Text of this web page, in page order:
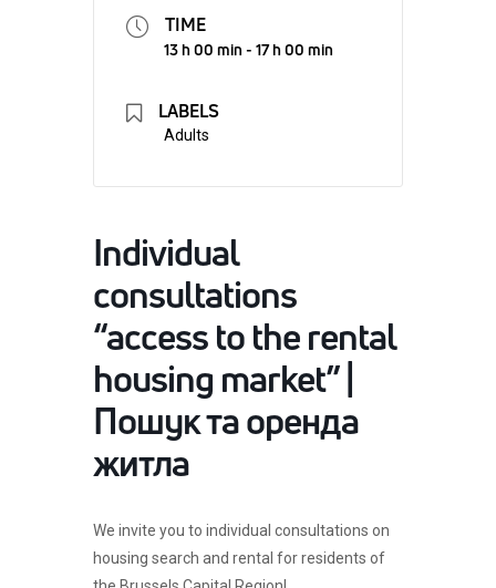
TIME
13 h 00 min - 17 h 00 min
LABELS
Adults
Individual
consultations
“access to the rental
housing market” |
Пошук та оренда
житла
We invite you to individual consultations on
housing search and rental for residents of